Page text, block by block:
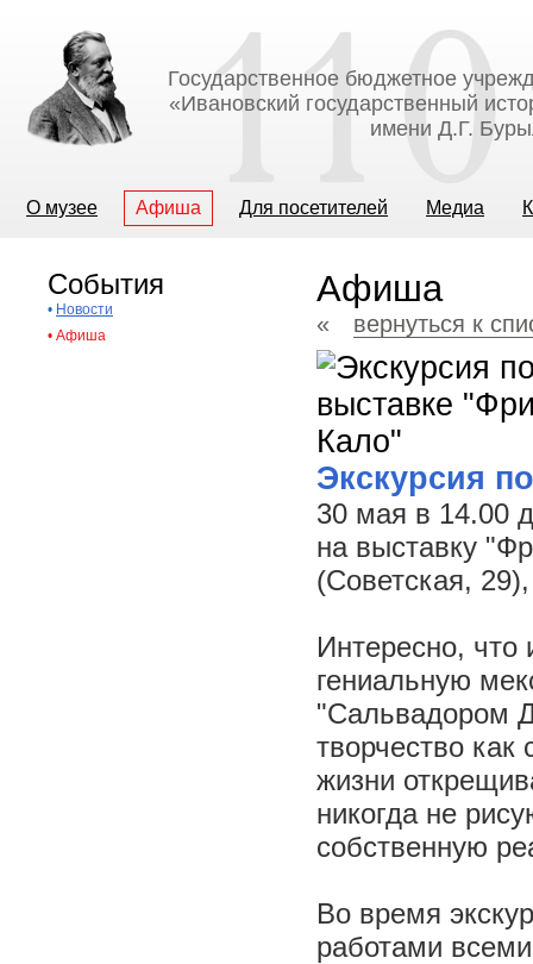
Государственное бюджетное
«Ивановский государственный
имени Д.Г.
О музее Афиша Для посетителей Медиа
События
• Новости
• Афиша
Афиша
« вернуться к
Экскурсия
30 мая в 14.00
на выставку
(Советская,
Интересно, что
гениальную
"Сальвадором
творчество
жизни
никогда не
собственную
Во время
работами